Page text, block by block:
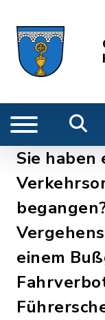
Sie haben
einem